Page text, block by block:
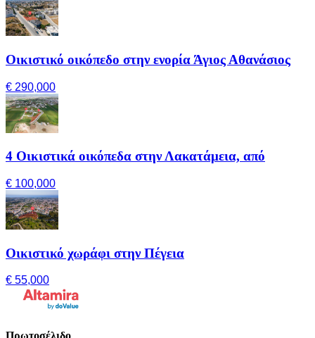
Οικιστικό οικόπεδο στην ενορία Άγιος Αθανάσιος
€ 290,000
4 Οικιστικά οικόπεδα στην Λακατάμεια, από
€ 100,000
Οικιστικό χωράφι στην Πέγεια
€ 55,000
Πρωτοσέλιδο